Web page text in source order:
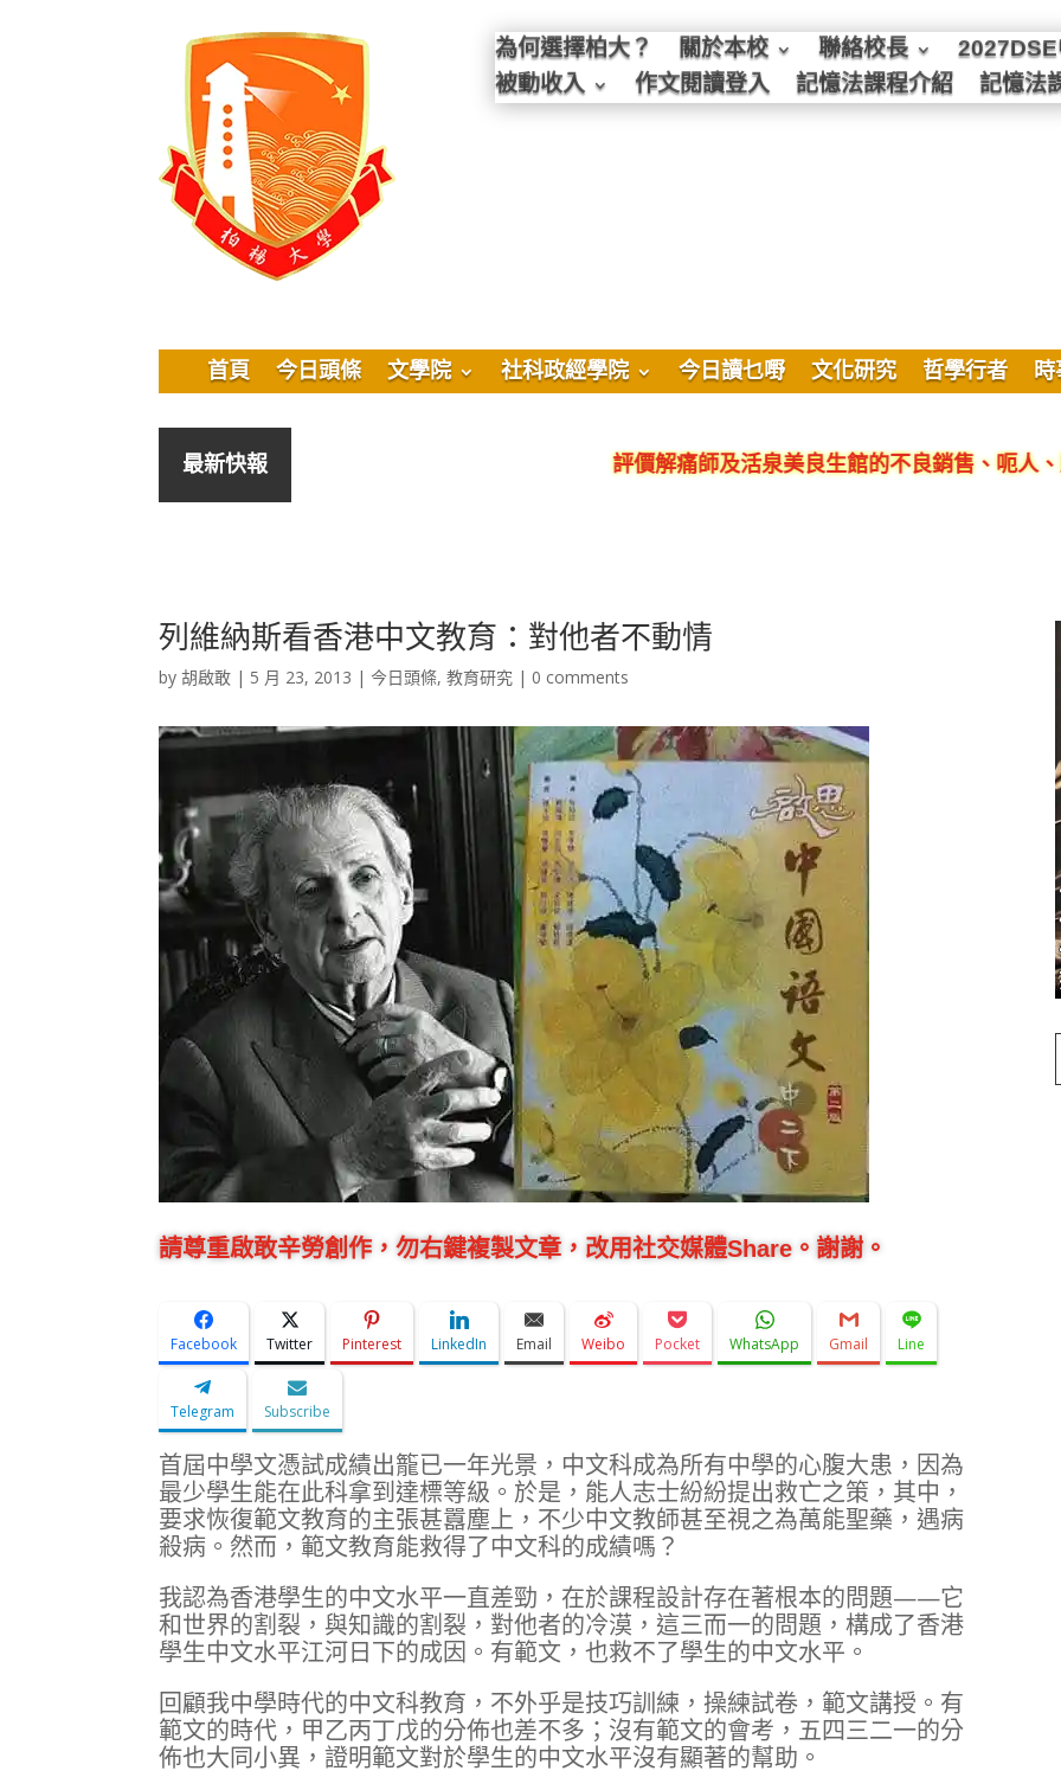
為何選擇柏大？ 關於本校 聯絡校長
2027DSE
被動收入
作文閱讀登入 記憶法課程介紹 記憶法
首頁 今日頭條 文學院 社科政經學院 今日讀乜嘢 文化研究 哲學行者
最新快報 評價解痛師及活泉美良生館的不良銷售、呃人、騙局、
列維納斯看香港中文教育：對他者不動情
by胡啟敢 | 5 月 23, 2013 |今日頭條,教育研究 | 0 comments
請尊重啟敢辛勞創作，勿右鍵複製文章，改用社交媒體Share。謝謝。
Facebook Twitter Pinterest LinkedIn Email Weibo Pocket WhatsApp Gmail Line
Telegram Subscribe
首屆中學文憑試成績出籠已一年光景，中文科成為所有中學的心腹大患，因為
最少學生能在此科拿到達標等級。於是，能人志士紛紛提出救亡之策，其中，
要求恢復範文教育的主張甚囂塵上，不少中文教師甚至視之為萬能聖藥，遇病
殺病。然而，範文教育能救得了中文科的成績嗎？
我認為香港學生的中文水平一直差勁，在於課程設計存在著根本的問題——它
和世界的割裂，與知識的割裂，對他者的冷漠，這三而一的問題，構成了香港
學生中文水平江河日下的成因。有範文，也救不了學生的中文水平。
回顧我中學時代的中文科教育，不外乎是技巧訓練，操練試卷，範文講授。有
範文的時代，甲乙丙丁戊的分佈也差不多；沒有範文的會考，五四三二一的分
佈也大同小異，證明範文對於學生的中文水平沒有顯著的幫助。